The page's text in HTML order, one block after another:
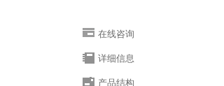
在线咨询
详细信息
产品结构